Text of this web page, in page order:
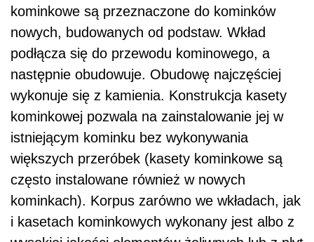
kominkowe są przeznaczone do kominków
nowych, budowanych od podstaw. Wkład
podłącza się do przewodu kominowego, a
następnie obudowuje. Obudowę najczęściej
wykonuje się z kamienia. Konstrukcja kasety
kominkowej pozwala na zainstalowanie jej w
istniejącym kominku bez wykonywania
większych przeróbek (kasety kominkowe są
często instalowane również w nowych
kominkach). Korpus zarówno we wkładach, jak
i kasetach kominkowych wykonany jest albo z